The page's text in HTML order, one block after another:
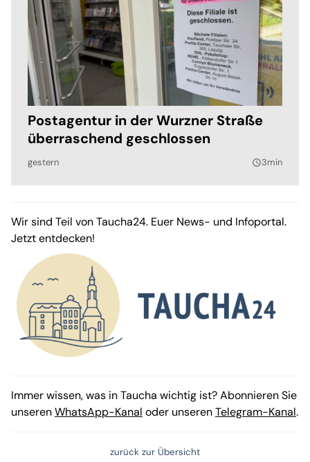
Postagentur in der Wurzner Straße
überraschend geschlossen
gestern query_builder3min
Wir sind Teil von Taucha24. Euer News- und Infoportal.
Jetzt entdecken!
Immer wissen, was in Taucha wichtig ist? Abonnieren Sie
unserenWhatsApp-Kanal oder unserenTelegram-Kanal.
zurück zur Übersicht